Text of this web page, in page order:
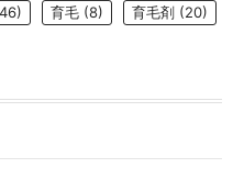
育毛 (8) 育毛剤 (20)